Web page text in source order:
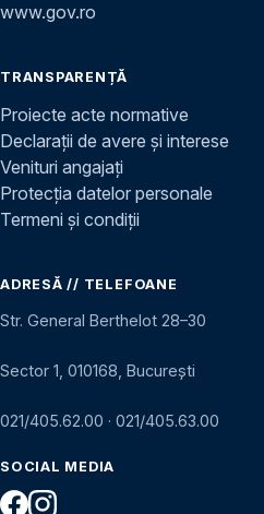
www.gov.ro
TRANSPARENȚĂ
Proiecte acte normative
Declarații de avere și interese
Venituri angajați
Protecția datelor personale
Termeni și condiții
ADRESĂ // TELEFOANE
Str. General Berthelot 28–30
Sector 1, 010168, București
021/405.62.00 · 021/405.63.00
SOCIAL MEDIA